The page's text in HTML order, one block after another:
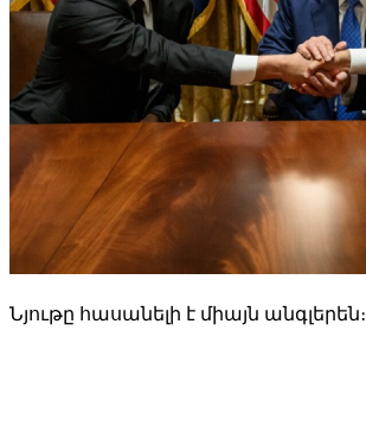
Նյութը հասանելի է միայն անգլերեն։